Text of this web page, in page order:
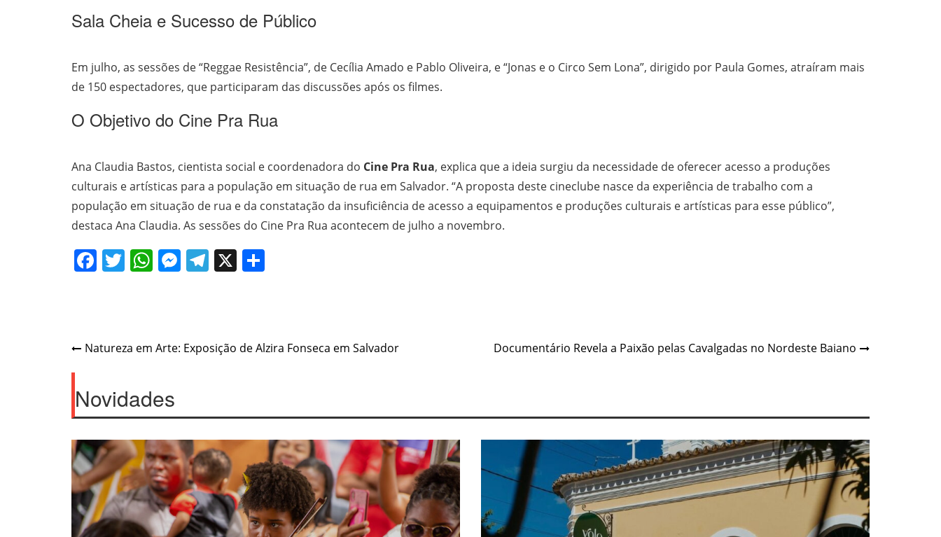
Sala Cheia e Sucesso de Público
Em julho, as sessões de “Reggae Resistência”, de Cecília Amado e Pablo Oliveira, e “Jonas e o Circo Sem Lona”, dirigido por Paula Gomes, atraíram mais
de 150 espectadores, que participaram das discussões após os filmes.
O Objetivo do Cine Pra Rua
Ana Claudia Bastos, cientista social e coordenadora do Cine Pra Rua, explica que a ideia surgiu da necessidade de oferecer acesso a produções
culturais e artísticas para a população em situação de rua em Salvador. “A proposta deste cineclube nasce da experiência de trabalho com a
população em situação de rua e da constatação da insuficiência de acesso a equipamentos e produções culturais e artísticas para esse público”,
destaca Ana Claudia. As sessões do Cine Pra Rua acontecem de julho a novembro.
Facebook
Twitter
WhatsApp
Messenger
Telegram
X
Post
navigation
Natureza em Arte: Exposição de Alzira Fonseca em Salvador Documentário Revela a Paixão pelas Cavalgadas no Nordeste Baiano
Novidades